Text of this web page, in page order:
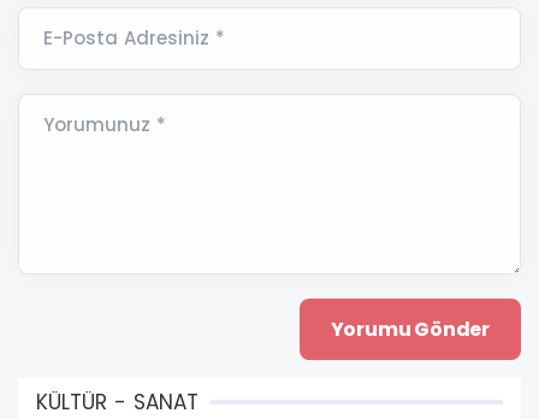
E-Posta Adresiniz *
Yorumunuz *
KÜLTÜR - SANAT